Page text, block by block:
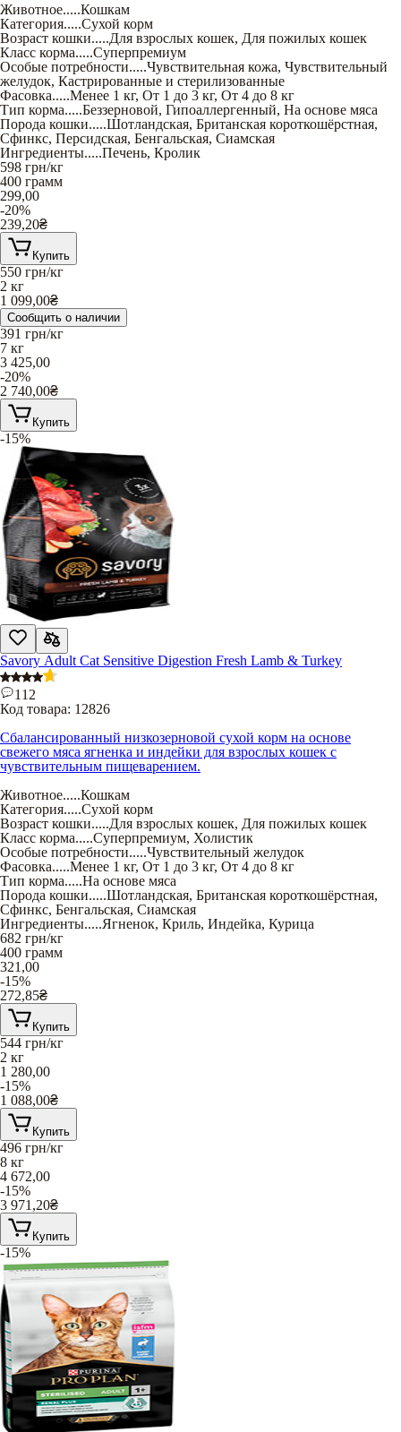
Животное.....Кошкам
Категория.....Сухой корм
Возраст кошки.....Для взрослых кошек, Для пожилых кошек
Класс корма.....Суперпремиум
Особые потребности.....Чувствительная кожа, Чувствительный
желудок, Кастрированные и стерилизованные
Фасовка.....Менее 1 кг, От 1 до 3 кг, От 4 до 8 кг
Тип корма.....Беззерновой, Гипоаллергенный, На основе мяса
Порода кошки.....Шотландская, Британская короткошёрстная,
Сфинкс, Персидская, Бенгальская, Сиамская
Ингредиенты.....Печень, Кролик
598 грн/кг
400 грамм
299,00
-20%
239,20₴
Купить
550 грн/кг
2 кг
1 099,00₴
Сообщить о наличии
391 грн/кг
7 кг
3 425,00
-20%
2 740,00₴
Купить
-15%
Savory Adult Cat Sensitive Digestion Fresh Lamb & Turkey
112
Код товара: 12826
Сбалансированный низкозерновой сухой корм на основе
свежего мяса ягненка и индейки для взрослых кошек с
чувствительным пищеварением.
Животное.....Кошкам
Категория.....Сухой корм
Возраст кошки.....Для взрослых кошек, Для пожилых кошек
Класс корма.....Суперпремиум, Холистик
Особые потребности.....Чувствительный желудок
Фасовка.....Менее 1 кг, От 1 до 3 кг, От 4 до 8 кг
Тип корма.....На основе мяса
Порода кошки.....Шотландская, Британская короткошёрстная,
Сфинкс, Бенгальская, Сиамская
Ингредиенты.....Ягненок, Криль, Индейка, Курица
682 грн/кг
400 грамм
321,00
-15%
272,85₴
Купить
544 грн/кг
2 кг
1 280,00
-15%
1 088,00₴
Купить
496 грн/кг
8 кг
4 672,00
-15%
3 971,20₴
Купить
-15%